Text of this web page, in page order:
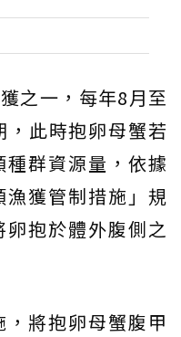
之一，每年8月至
此時抱卵母蟹若
群資源量，依據
漁獲管制措施」規
抱於體外腹側之
將抱卵母蟹腹甲